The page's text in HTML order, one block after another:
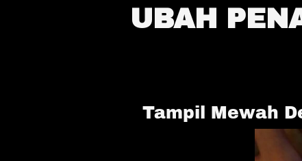
UBAH
Tampil Mewah